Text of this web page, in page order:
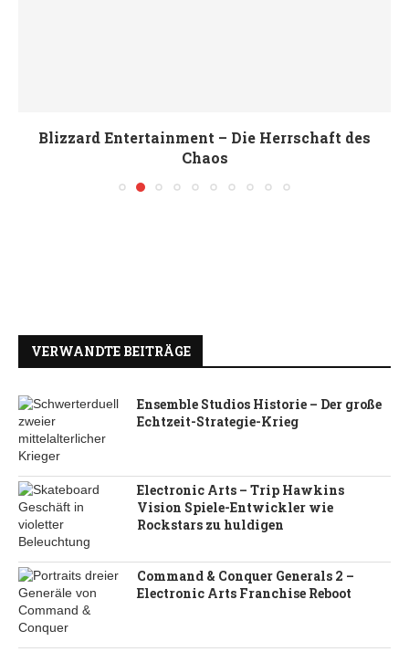
Blizzard Entertainment – Die Herrschaft des
Chaos
VERWANDTE BEITRÄGE
Ensemble Studios Historie – Der große
Echtzeit-Strategie-Krieg
Electronic Arts – Trip Hawkins
Vision Spiele-Entwickler wie
Rockstars zu huldigen
Command & Conquer Generals 2 –
Electronic Arts Franchise Reboot